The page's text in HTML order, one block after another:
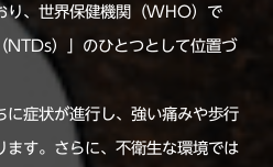
り、世界保健機関（WHO）で
NTDs）」のひとつとして位置づ
に症状が進行し、強い痛みや歩行
ます。さらに、不衛生な環境では